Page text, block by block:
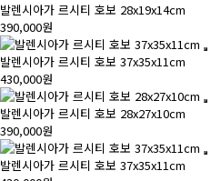
발렌시아가 르시티 호보 28x19x14cm
390,000원
발렌시아가 르시티 호보 37x35x11cm
430,000원
발렌시아가 르시티 호보 28x27x10cm
390,000원
발렌시아가 르시티 호보 37x35x11cm